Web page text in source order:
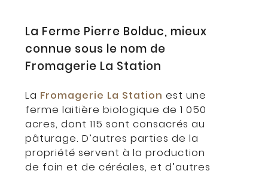
La Ferme Pierre Bolduc, mieux
connue sous le nom de
Fromagerie La Station
La Fromagerie La Station est une
ferme laitière biologique de 1 050
acres, dont 115 sont consacrés au
pâturage. D’autres parties de la
propriété servent à la production
de foin et de céréales, et d’autres